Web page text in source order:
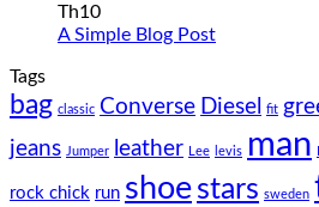
Th10
A Simple Blog PostKhông
luận
A
Blog
Tags
bag classic Converse Diesel fit
jeans Jumper leather Lee levis man
rock chick run shoe stars sweden